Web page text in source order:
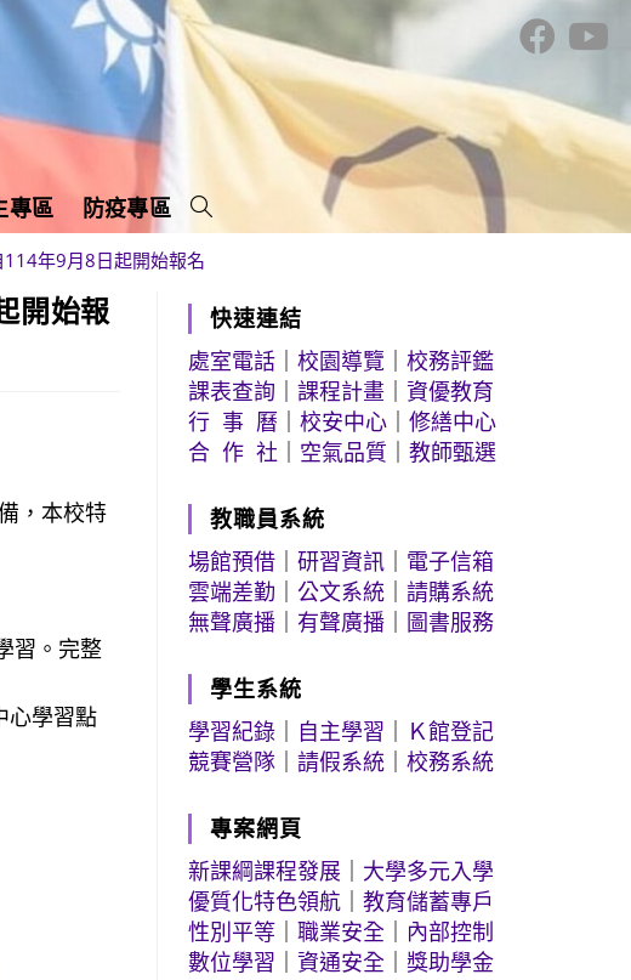
專區 防疫專區
年9月8日起開始報名
開始報
，本校特
習。完整
心學習點
快速連結
處室電話 ｜校園導覽 ｜校務評鑑
課表查詢 ｜課程計畫 ｜資優教育
行 事 曆 ｜校安中心 ｜修繕中心
合 作 社
空氣品質 ｜教師甄選
教職員系統
場館預借 ｜研習資訊
電子信箱
雲端差勤 ｜公文系統 ｜請購系統
無聲廣播
有聲廣播 圖書服務
學生系統
學習紀錄
自主學習
Ｋ館登記
競賽營隊 ｜請假系統 ｜校務系統
專案網頁
新課綱課程發展
大學多元入學
優質化特色領航 ｜教育儲蓄專戶
性別平等 ｜職業安全
內部控制
數位學習 ｜資通安全 ｜獎助學金